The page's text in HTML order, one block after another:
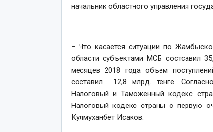
начальник областного управления
– Что касается ситуации по
области субъектами МСБ состсавил
месяцев 2018 года объем
составил 12,8 млрд. тенге.
Налоговый и Таможенный кодекс
Налоговый кодекс страны с первую
Кулмуханбет Исаков.